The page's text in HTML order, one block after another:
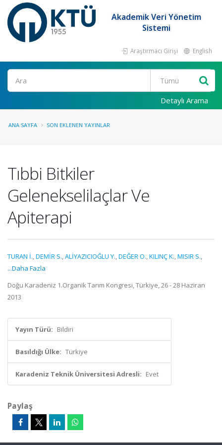
Akademik Veri Yönetim
Sistemi
Araştırmacı Girişi English
Ara
Detaylı Arama
ANA SAYFA SON EKLENEN YAYINLAR
Tıbbi Bitkiler
Gelenekselilaçlar Ve
Apiterapi
TURAN İ.,DEMİR S.,ALİYAZICIOĞLU Y.,DEĞER O.,KILINÇ K.,MISIR S.,
...Daha Fazla
Doğu Karadeniz 1.Organik Tarım Kongresi, Türkiye, 26 - 28 Haziran
2013
Yayın Türü: Bildiri
Basıldığı Ülke: Türkiye
Karadeniz Teknik Üniversitesi Adresli: Evet
Paylaş